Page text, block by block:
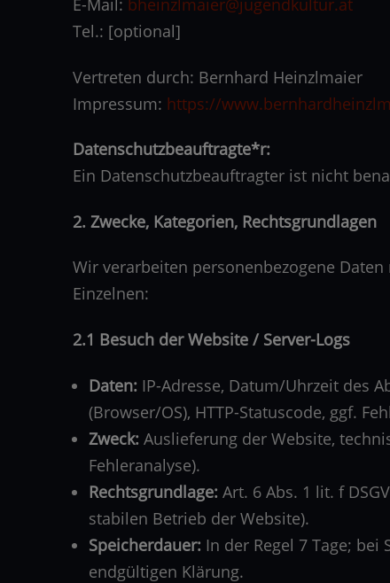
E-Mail: bheinzlmaier@jugendkultur.at
Tel.: [optional]
Vertreten durch: Bernhard Heinzlmaier
Impressum: https://
Datenschutzbeauftragte*r:
Ein Datenschutzbeauftragter ist nicht
2. Zwecke, Kategorien, Rechtsgrundlagen
Wir verarbeiten personenbezogene
Einzelnen:
2.1 Besuch der Website / Server-Logs
Daten: IP-Adresse, Datum/Uhrzeit des
(Browser/OS), HTTP-Statuscode, ggf.
Zweck: Auslieferung der Website,
Fehleranalyse).
Rechtsgrundlage: Art. 6 Abs. 1 lit. f
stabilen Betrieb der Website).
Speicherdauer: In der Regel 7 Tage;
endgültigen Klärung.